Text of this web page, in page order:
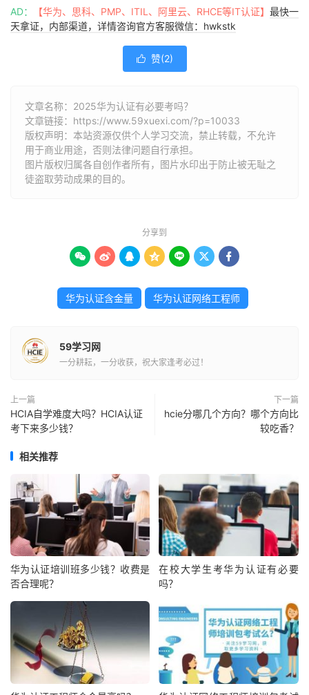
AD： 【华为、思科、PMP、ITIL、阿里云、RHCE等IT认证】 最快一
天拿证，内部渠道，详情咨询官方客服微信：hwkstk
 赞(2)
文章名称：2025华为认证有必要考吗？
文章链接： https://www.59xuexi.com/?p=10033
版权声明：本站资源仅供个人学习交流，禁止转载，不允许
用于商业用途，否则法律问题自行承担。
图片版权归属各自创作者所有，图片水印出于防止被无耻之
徒盗取劳动成果的目的。
分享到
      
华为认证含金量 华为认证网络工程师
59学习网
一分耕耘，一分收获，祝大家逢考必过！
上一篇
HCIA自学难度大吗？HCIA认证
考下来多少钱？
下一篇
hcie分哪几个方向？哪个方向比
较吃香？
相关推荐
华为认证培训班多少钱？收费是
否合理呢？
在校大学生考华为认证有必要
吗？